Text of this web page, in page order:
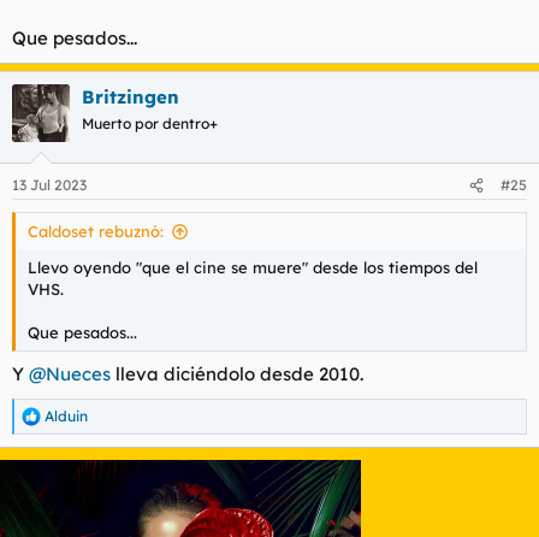
Que pesados...
Britzingen
Muerto por dentro+
13 Jul 2023 #25
Caldoset rebuznó:
Llevo oyendo "que el cine se muere" desde los tiempos del
VHS.
Que pesados...
Y @Nueces lleva diciéndolo desde 2010.
R
e
a
Alduin